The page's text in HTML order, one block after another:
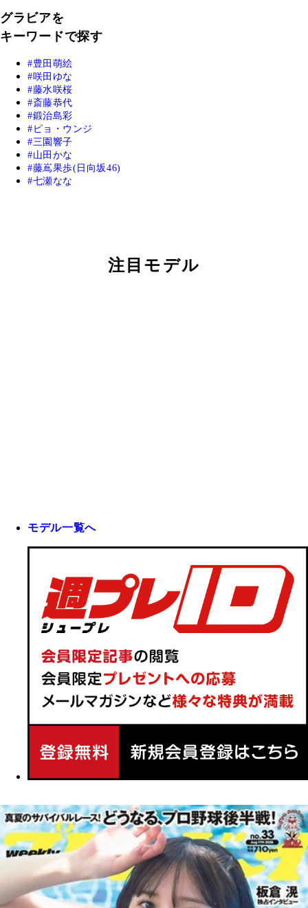
グラビアを
キーワードで探す
豊田萌絵
咲田ゆな
藤水咲桜
斎藤恭代
鍛治島彩
ピョ・ウンジ
三園響子
山田かな
藤嶌果歩(日向坂46)
七瀬なな
注目モデル
モデル一覧へ